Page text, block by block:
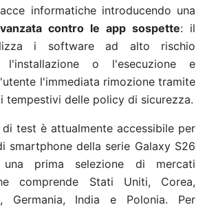
informatiche introducendo una
contro le app sospette: il
i software ad alto rischio
l'installazione o l'esecuzione e
l'immediata rimozione tramite
tempestivi delle policy di sicurezza.
test è attualmente accessibile per
smartphone della serie Galaxy S26
prima selezione di mercati
comprende Stati Uniti, Corea,
Germania, India e Polonia. Per